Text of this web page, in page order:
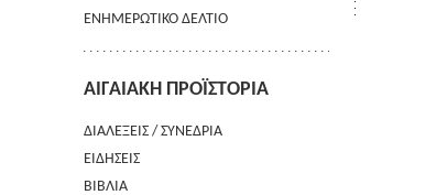
ΕΝΗΜΕΡΩΤΙΚΟ ΔΕΛΤΙΟ
ΑΙΓΑΙΑΚΗ ΠΡΟΪΣΤΟΡΙΑ
ΔΙΑΛΕΞΕΙΣ / ΣΥΝΕΔΡΙΑ
ΕΙΔΗΣΕΙΣ
ΒΙΒΛΙΑ